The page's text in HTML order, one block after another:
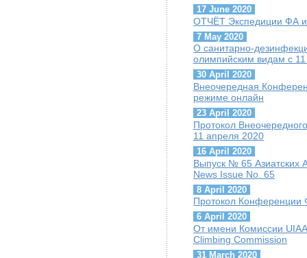
17 June 2020
ОТЧЁТ Экспедиции ФА и
7 May 2020
О санитарно-
олимпийским видам с
30 April 2020
Внеочередная
режиме онлайн
23 April 2020
Протокол
11 апреля 2020
16 April 2020
Выпуск № 65 Азиатских
News Issue No. 65
8 April 2020
Протокол
6 April 2020
От имени Комиссии
Climbing Commission
31 March 2020